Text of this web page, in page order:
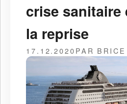
crise sanitaire
la reprise
17.12.2020PAR